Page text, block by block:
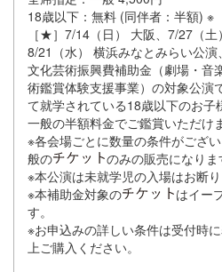
18歳以下：無料 (同伴者：半額) ※
［★］7/14（日） 大阪、7/27（土
8/21（水） 横浜みなとみらい公演
文化芸術振興費補助金（劇場・音
術鑑賞体験支援事業）の対象公演
て就学されている18歳以下のお子
一般の半額料金でご鑑賞いただけま
※各会場ごとに数量の条件がござ
般の
のみの販売になりま
※本公演は未就学児の入場はお断り
※本補助金対象の
はイー
す。
※お申込みの詳しい条件は受付時
上ご購入ください。